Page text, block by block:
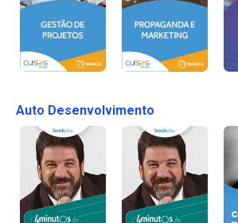
Auto Desenvolvimento